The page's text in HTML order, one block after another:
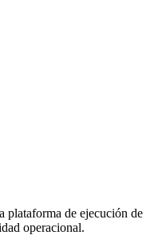
plataforma de ejecución de
operacional.